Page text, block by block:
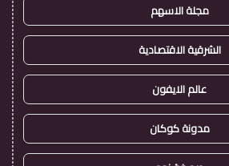
مجلة الاسهم
الشرقية الاقتصادية
عالم الايفون
مدونة كوكان